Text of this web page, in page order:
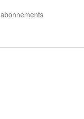
abonnements